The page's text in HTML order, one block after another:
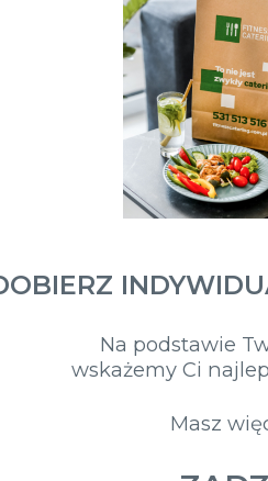
Na podstawie
wskażemy Ci
Masz